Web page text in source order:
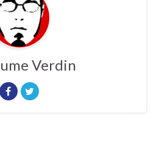
Verdin